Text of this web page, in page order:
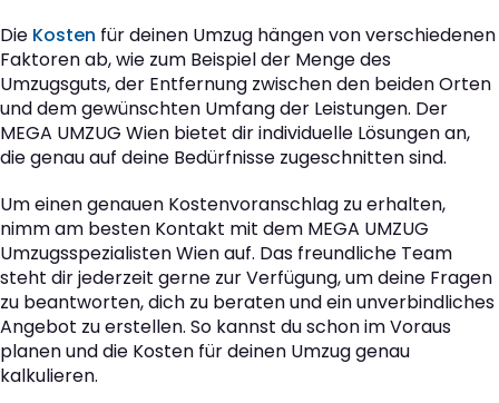
Die Kosten für deinen Umzug hängen von verschiedenen
Faktoren ab, wie zum Beispiel der Menge des
Umzugsguts, der Entfernung zwischen den beiden Orten
und dem gewünschten Umfang der Leistungen. Der
MEGA UMZUG Wien bietet dir individuelle Lösungen an,
die genau auf deine Bedürfnisse zugeschnitten sind.
Um einen genauen Kostenvoranschlag zu erhalten,
nimm am besten Kontakt mit dem MEGA UMZUG
Umzugsspezialisten Wien auf. Das freundliche Team
steht dir jederzeit gerne zur Verfügung, um deine Fragen
zu beantworten, dich zu beraten und ein unverbindliches
Angebot zu erstellen. So kannst du schon im Voraus
planen und die Kosten für deinen Umzug genau
kalkulieren.